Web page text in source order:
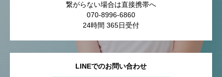
LINEでのお問い合わせ
繋がらない場合は直接携帯へ
070-8996-6860
24時間 365日受付